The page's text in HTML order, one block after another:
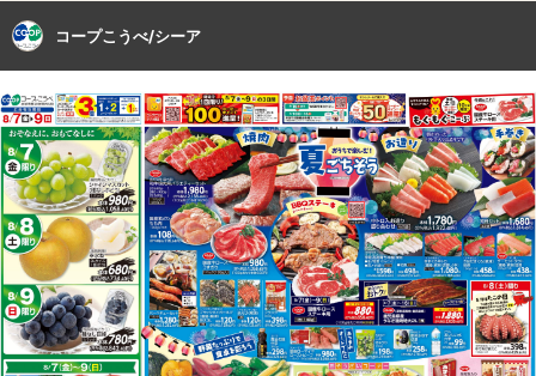
コープこうべ/シーア